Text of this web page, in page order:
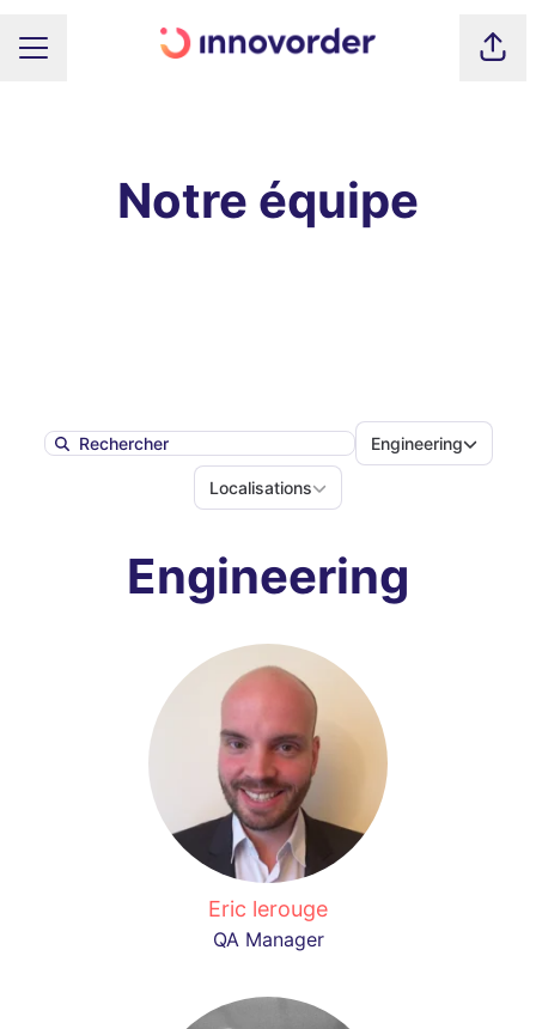
MENU CARRIÈRE
Notre équipe
Search
Engineering
Localisations
Localisations
Engineering
Eric lerouge
QA Manager